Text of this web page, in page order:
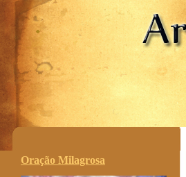
.
Oração Milagrosa